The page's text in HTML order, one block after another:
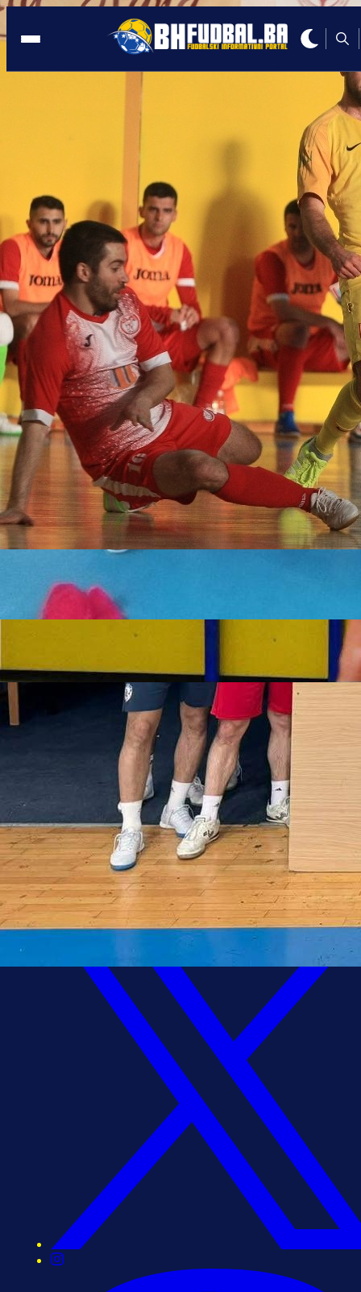
MOSTAR
09:10, 18.11.2023
Brazilac Cafu naslijedio Fazlinovića na
klupi Mostar SG Staklorada
Autor:
Redakcija
09:10, 18.11.2023